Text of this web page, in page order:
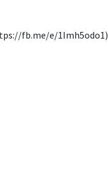
fb.me/e/1Imh5odo1)